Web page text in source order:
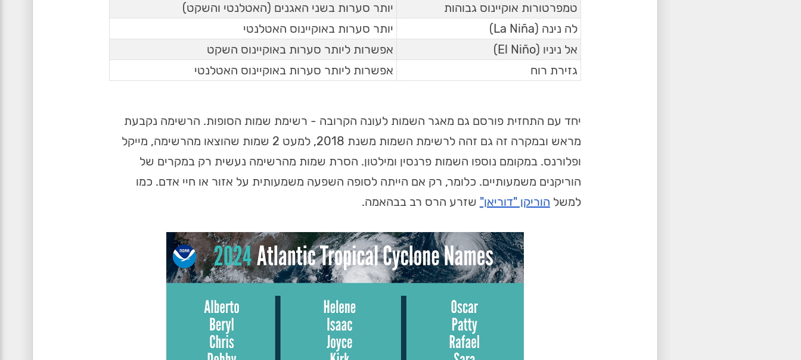
טמפרטורות אוקיינוס גבוהות
יותר סערות בשני האגנים (האטלנטי והשקט)
לה נינה (La Niña)
יותר סערות באוקיינוס האטלנטי
אל ניניו (El Niño)
אפשרות ליותר סערות באוקיינוס השקט
גזירת רוח
אפשרות ליותר סערות באוקיינוס האטלנטי
יחד עם התחזית פורסם גם מאגר השמות לעונה הקרובה - רשימת שמות הסופות. הרשימה נקבעת
מראש ובמקרה זה גם זהה לרשימת השמות משנת 2018, למעט 2 שמות שהוצאו מהרשימה, מייקל
ופלורנס. במקומם נוספו השמות פרנסין ומילטון. הסרת שמות מהרשימה נעשית רק במקרים של
הוריקנים משמעותיים. כלומר, רק אם הייתה לסופה השפעה משמעותית על אזור או חיי אדם. כמו
למשל הוריקן "דוריאן" שזרע הרס רב בבהאמה.